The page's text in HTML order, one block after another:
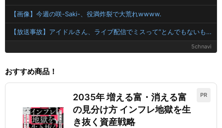
【画像】今週の咲-Saki-、役満炸裂で大荒れwwww.
【放送事故】アイドルさん、ライブ配信でミスって“とんでもないもの”を映してしまいネット騒然ｗｗｗ 【Pickup07092038】
5chnavi
おすすめ商品！
PR
2035年 増える富・消える富
の見分け方 インフレ地獄を生
き抜く資産戦略